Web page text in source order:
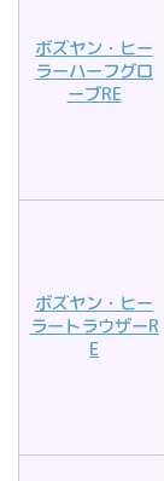
ボズヤン・ヒー
ラーハーフグロ
ーブRE
ボズヤン・ヒー
ラートラウザーR
E